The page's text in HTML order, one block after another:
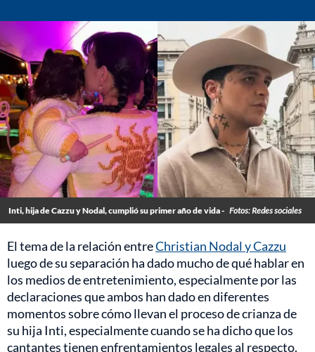
Inti, hija de Cazzu y Nodal, cumplió su primer año de vida - Fotos: Redes sociales
El tema de la relación entreChristian Nodal y Cazzu
luego de su separación ha dado mucho de qué hablar en
los medios de entretenimiento, especialmente por las
declaraciones que ambos han dado en diferentes
momentos sobre cómo llevan el proceso de crianza de
su hija Inti, especialmente cuando se ha dicho que los
cantantes tienen enfrentamientos legales al respecto.